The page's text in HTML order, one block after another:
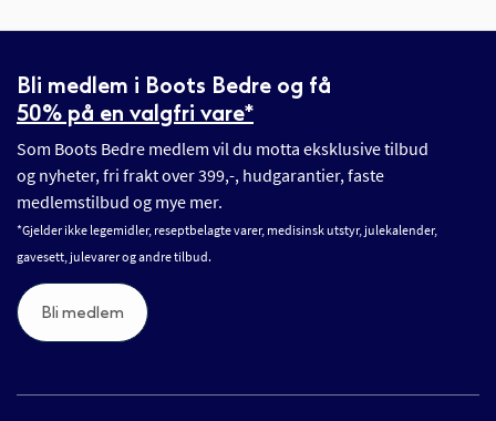
Bli medlem i Boots Bedre og få
50% på en valgfri vare*
Som Boots Bedre medlem vil du motta eksklusive tilbud
og nyheter, fri frakt over 399,-, hudgarantier, faste
medlemstilbud og mye mer.
*Gjelder ikke legemidler, reseptbelagte varer, medisinsk utstyr, julekalender,
gavesett, julevarer og andre tilbud.
Bli medlem